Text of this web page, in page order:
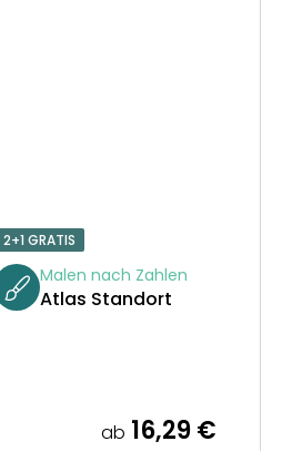
2+1 GRATIS
Malen nach Zahlen
Atlas Standort
ab 16,29 €